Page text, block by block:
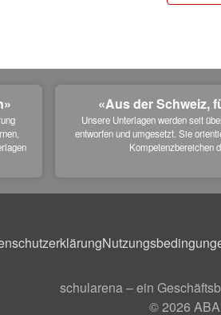
«Aus der Schweiz,
Unsere Unterlagen werden seit
entworfen und umgesetzt. Sie
Kompetenzbereichen
schularena – ein
© 2026